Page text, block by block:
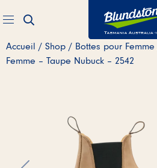
MenuRECHERCHE
Accueil / Shop / Bottes pour Femme
Femme – Taupe Nubuck – 2542